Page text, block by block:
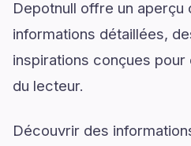
Depotnull offre un
informations détaillées,
inspirations conçues pour
du lecteur.
Découvrir des